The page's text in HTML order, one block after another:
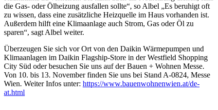
die Gas- oder Ölheizung ausfallen sollte“, so Albel „Es beruhigt oft
zu wissen, dass eine zusätzliche Heizquelle im Haus vorhanden ist.
Außerdem hilft eine Klimaanlage auch Strom, Gas oder Öl zu
sparen“, sagt Albel weiter.
Überzeugen Sie sich vor Ort von den Daikin Wärmepumpen und
Klimaanlagen im Daikin Flagship-Store in der Westfield Shopping
City Süd oder besuchen Sie uns auf der Bauen + Wohnen Messe.
Von 10. bis 13. November finden Sie uns bei Stand A-0824, Messe
Wien. Weiter Infos unter: https://www.bauenwohnenwien.at/de-
at.html